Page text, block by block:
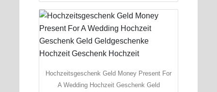
Hochzeitsgeschenk Geld Money Present For
A Wedding Hochzeit Geschenk Geld